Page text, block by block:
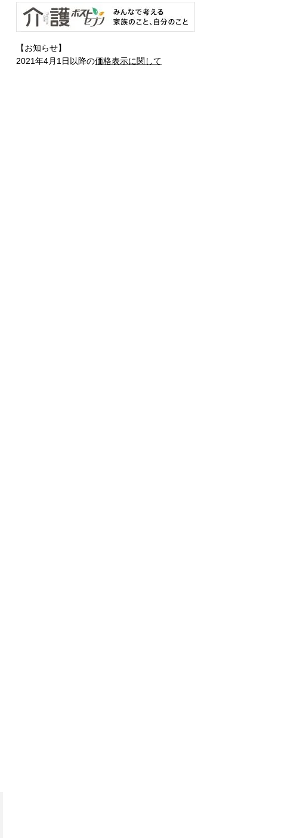
【お知らせ】
2021年4月1日以降の価格表示に関して